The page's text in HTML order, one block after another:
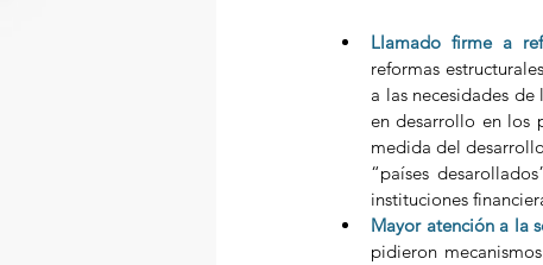
Llamado firme a
reformas
a las necesidades
en desarrollo en los
medida del
“países
instituciones
Mayor atención a la
pidieron